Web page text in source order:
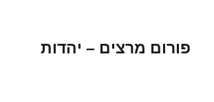
פורום מרצים – יהדות